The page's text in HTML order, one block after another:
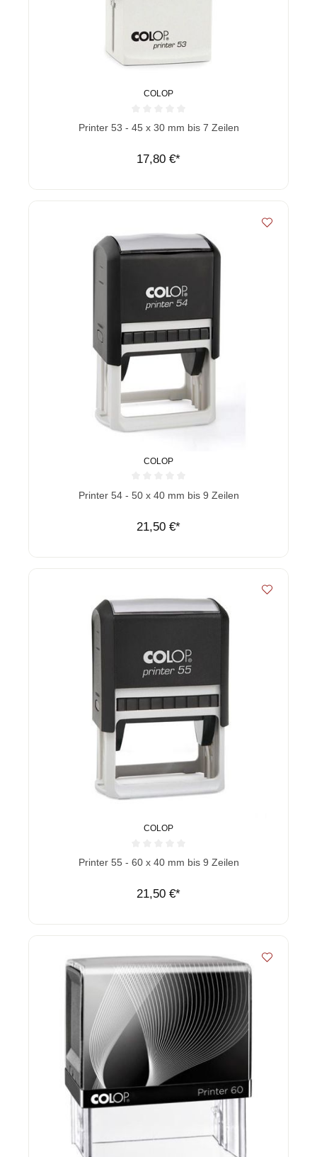
COLOP
Durchschnittliche Bewertung von 0 von 5 Sternen
Printer 53 - 45 x 30 mm bis 7 Zeilen
17,80 €*
COLOP
Durchschnittliche Bewertung von 0 von 5 Sternen
Printer 54 - 50 x 40 mm bis 9 Zeilen
21,50 €*
COLOP
Durchschnittliche Bewertung von 0 von 5 Sternen
Printer 55 - 60 x 40 mm bis 9 Zeilen
21,50 €*